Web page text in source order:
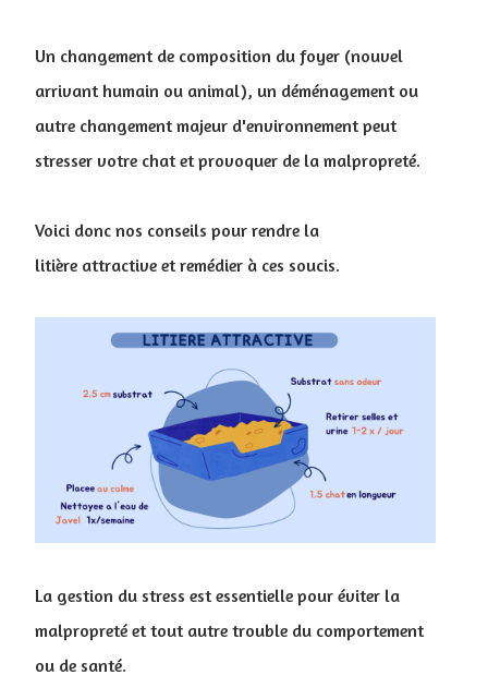
Un changement de composition du foyer (nouvel
arrivant humain ou animal), un déménagement ou
autre changement majeur d'environnement peut
stresser votre chat et provoquer de la malpropreté.
Voici donc nos conseils pour rendre la
litière attractive et remédier à ces soucis.
La gestion du stress est essentielle pour éviter la
malpropreté et tout autre trouble du comportement
ou de santé.